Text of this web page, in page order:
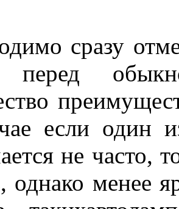
сразу
перед
если один
не часто,
однако менее